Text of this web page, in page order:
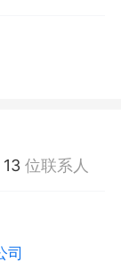
13 位联系人
司